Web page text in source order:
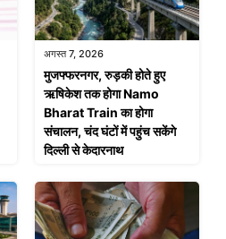
अगस्त 7, 2026
मुजफ्फरनगर, रुड़की होते हुए
ऋषिकेश तक होगा Namo
Bharat Train का होगा
संचालन, चंद घंटों में पहुंच सकेंगे
दिल्ली से केदारनाथ